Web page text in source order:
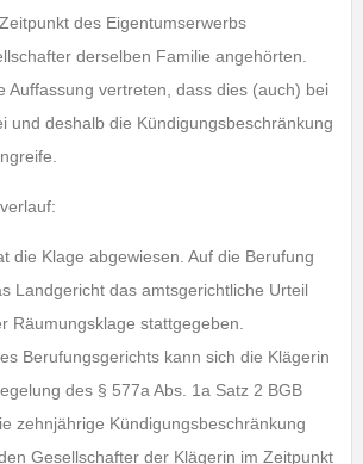
des Eigentumserwerbs
derselben Familie angehörten.
Auffassung vertreten, dass dies (auch) bei
und deshalb die Kündigungsbeschränkung
die Klage abgewiesen. Auf die Berufung
Landgericht das amtsgerichtliche Urteil
Räumungsklage stattgegeben.
Berufungsgerichts kann sich die Klägerin
des § 577a Abs. 1a Satz 2 BGB
zehnjährige Kündigungsbeschränkung
Gesellschafter der Klägerin im Zeitpunkt